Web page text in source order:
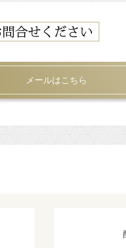
メールはこちら